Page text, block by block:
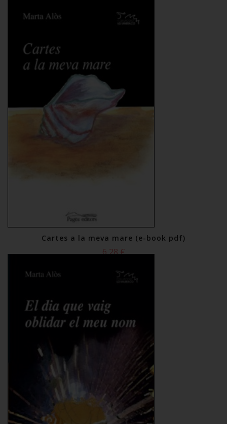
Comprar
Cartes a la meva mare (e-book pdf)
6,28 €
Comprar